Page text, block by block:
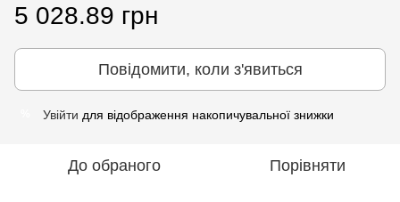
5 028.89 грн
Повідомити, коли з'явиться
Увійти для відображення накопичувальної знижки
До обраного Порівняти